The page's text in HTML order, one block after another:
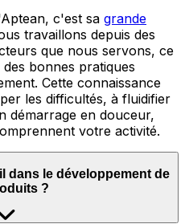
c'est sa grande
travaillons depuis des
que nous servons, ce
bonnes pratiques
Cette connaissance
les difficultés, à fluidifier
démarrage en douceur,
votre activité.
dans le développement de
?